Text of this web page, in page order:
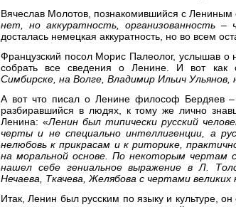
Вячеслав Молотов, познакомившийся с
нет, но аккуратность, организованность –
досталась немецкая аккуратность, но во всем
Французский посол Морис Палеолог, услышав о
собрать все сведения о Ленине. И вот как
Симбирске, на Волге, Владимир Ильич
А вот что писал о Ленине философ Бердяев –
разбиравшийся в людях, к тому же лично
Ленина: «Ленин был типически русский
черты и не специально интеллигенции, а
нелюбовь к прикрасам и к риторике,
на моральной основе. По некоторым
нашел себе гениальное выражение в Л.
Нечаева, Ткачева, Желябова с чертами
Итак, Ленин был русским по языку и культуре,